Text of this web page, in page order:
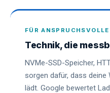
FÜR
Technik, die
NVMe-SSD-Speicher,
sorgen dafür, dass deine
lädt. Google bewertet